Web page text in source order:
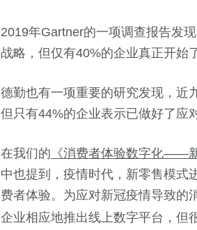
2019年Gartner的一项调查报告发
战略，但仅有40%的企业真正开始
德勤也有一项重要的研究发现，近
但只有44%的企业表示已做好了应
在我们的 《消费者体验数字化——
中也提到，疫情时代，新零售模式
费者体验。为应对新冠疫情导致的
企业相应地推出线上数字平台，